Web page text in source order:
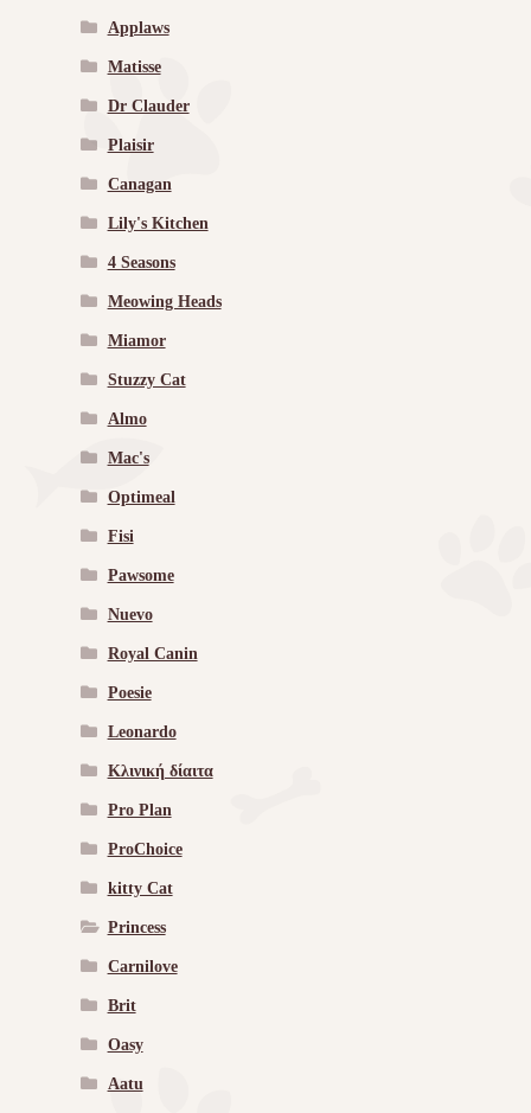
Applaws
Matisse
Dr Clauder
Plaisir
Canagan
Lily's Kitchen
4 Seasons
Meowing Heads
Miamor
Stuzzy Cat
Almo
Mac's
Optimeal
Fisi
Pawsome
Nuevo
Royal Canin
Poesie
Leonardo
Κλινική δίαιτα
Pro Plan
ProChoice
kitty Cat
Princess
Carnilove
Brit
Oasy
Aatu